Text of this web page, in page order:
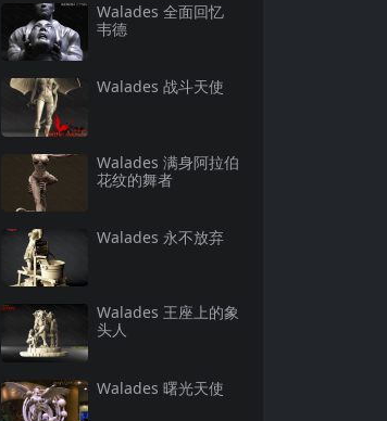
Walades 全面回忆
韦德
Walades 战斗天使
Walades 满身阿拉伯
花纹的舞者
Walades 永不放弃
Walades 王座上的象
头人
Walades 曙光天使